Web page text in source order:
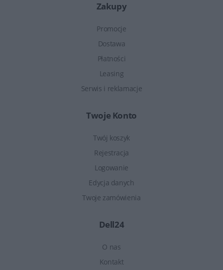
Zakupy
Promocje
Dostawa
Płatności
Leasing
Serwis i reklamacje
Twoje Konto
Twój koszyk
Rejestracja
Logowanie
Edycja danych
Twoje zamówienia
Dell24
O nas
Kontakt